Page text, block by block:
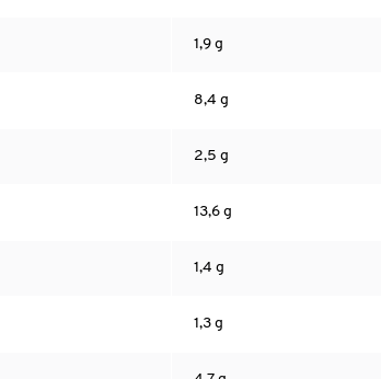
1,9 g
8,4 g
2,5 g
13,6 g
1,4 g
1,3 g